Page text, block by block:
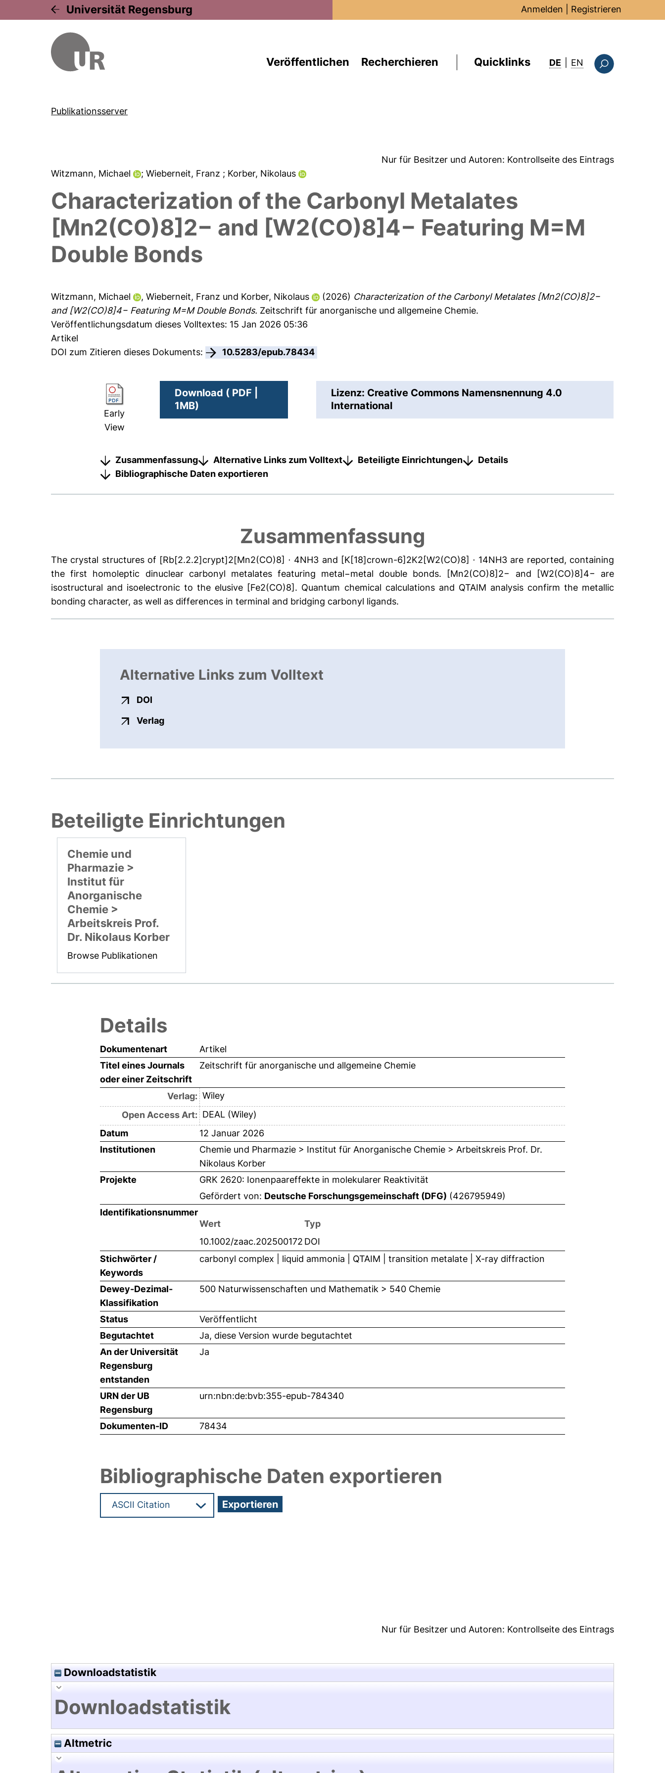
Universität Regensburg Anmelden Registrieren
Veröffentlichen Recherchieren Quicklinks DE EN : this page in
Publikationsserver
Nur für Besitzer und Autoren: Kontrollseite des Eintrags
Witzmann, Michael
; Wieberneit, Franz ; Korber, Nikolaus
Characterization of the Carbonyl Metalates
[Mn2(CO)8]2− and [W2(CO)8]4− Featuring M=M
Double Bonds
Witzmann, Michael ,Wieberneit, Franz und Korber, Nikolaus (2026) Characterization of the Carbonyl Metalates [Mn2(CO)8]2−
and [W2(CO)8]4− Featuring M=M Double Bonds. Zeitschrift für anorganische und allgemeine Chemie.
Veröffentlichungsdatum dieses Volltextes: 15 Jan 2026 05:36
Artikel
DOI zum Zitieren dieses Dokuments:
10.5283/epub.78434
Early
View
Download ( PDF |
1MB)
Lizenz: Creative Commons Namensnennung 4.0
International
Zusammenfassung Alternative Links zum Volltext Beteiligte Einrichtungen
Details
Bibliographische Daten exportieren
Zusammenfassung
The crystal structures of [Rb[2.2.2]crypt]2[Mn2(CO)8] ⋅ 4NH3 and [K[18]crown-6]2K2[W2(CO)8] ⋅ 14NH3 are reported, containing
the first homoleptic dinuclear carbonyl metalates featuring metal−metal double bonds. [Mn2(CO)8]2− and [W2(CO)8]4− are
isostructural and isoelectronic to the elusive [Fe2(CO)8]. Quantum chemical calculations and QTAIM analysis confirm the metallic
bonding character, as well as differences in terminal and bridging carbonyl ligands.
Alternative Links zum Volltext
DOI
Verlagexterner Link, öffnet neues Fenster
Beteiligte Einrichtungen
Chemie und
Pharmazie >
Institut für
Anorganische
Chemie >
Arbeitskreis Prof.
Dr. Nikolaus Korber
Browse Publikationen
Details
Dokumentenart
Artikel
Titel eines Journals
oder einer Zeitschrift
Zeitschrift für anorganische und allgemeine Chemie
Verlag: Wiley
Open Access Art: DEAL (Wiley)
Datum
12 Januar 2026
Institutionen
Chemie und Pharmazie > Institut für Anorganische Chemie > Arbeitskreis Prof. Dr.
Nikolaus Korber
Projekte
GRK 2620: Ionenpaareffekte in molekularer Reaktivität
Gefördert von: Deutsche Forschungsgemeinschaft (DFG) (426795949)
Identifikationsnummer
Wert
Typ
10.1002/zaac.202500172 DOI
Stichwörter /
Keywords
carbonyl complex | liquid ammonia | QTAIM | transition metalate | X-ray diffraction
Dewey-Dezimal-
Klassifikation
500 Naturwissenschaften und Mathematik > 540 Chemie
Status
Veröffentlicht
Begutachtet
Ja, diese Version wurde begutachtet
An der Universität
Regensburg
entstanden
Ja
URN der UB
Regensburg
urn:nbn:de:bvb:355-epub-784340
Dokumenten-ID 78434
Bibliographische Daten exportieren
Nur für Besitzer und Autoren: Kontrollseite des Eintrags
Downloadstatistik
Downloadstatistik
Altmetric